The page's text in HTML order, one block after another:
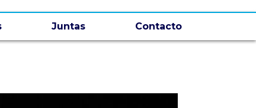
Juntas Contacto